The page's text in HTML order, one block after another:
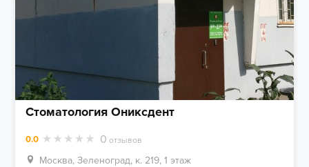
Стоматология Ониксдент
0.0 0 отзывов
Москва, Зеленоград, к. 219, 1 этаж